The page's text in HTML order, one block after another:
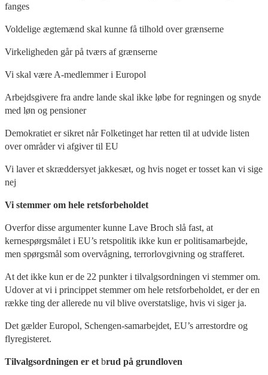
fanges
Voldelige ægtemænd skal kunne få tilhold over grænserne
Virkeligheden går på tværs af grænserne
Vi skal være A-medlemmer i Europol
Arbejdsgivere fra andre lande skal ikke løbe for regningen og snyde
med løn og pensioner
Demokratiet er sikret når Folketinget har retten til at udvide listen
over områder vi afgiver til EU
Vi laver et skræddersyet jakkesæt, og hvis noget er tosset kan vi sige
nej
Vi stemmer om hele retsforbeholdet
Overfor disse argumenter kunne Lave Broch slå fast, at
kernespørgsmålet i EU’s retspolitik ikke kun er politisamarbejde,
men spørgsmål som overvågning, terrorlovgivning og strafferet.
At det ikke kun er de 22 punkter i tilvalgsordningen vi stemmer om.
Udover at vi i princippet stemmer om hele retsforbeholdet, er der en
række ting der allerede nu vil blive overstatslige, hvis vi siger ja.
Det gælder Europol, Schengen-samarbejdet, EU’s arrestordre og
flyregisteret.
Tilvalgsordningen er et brud på grundloven